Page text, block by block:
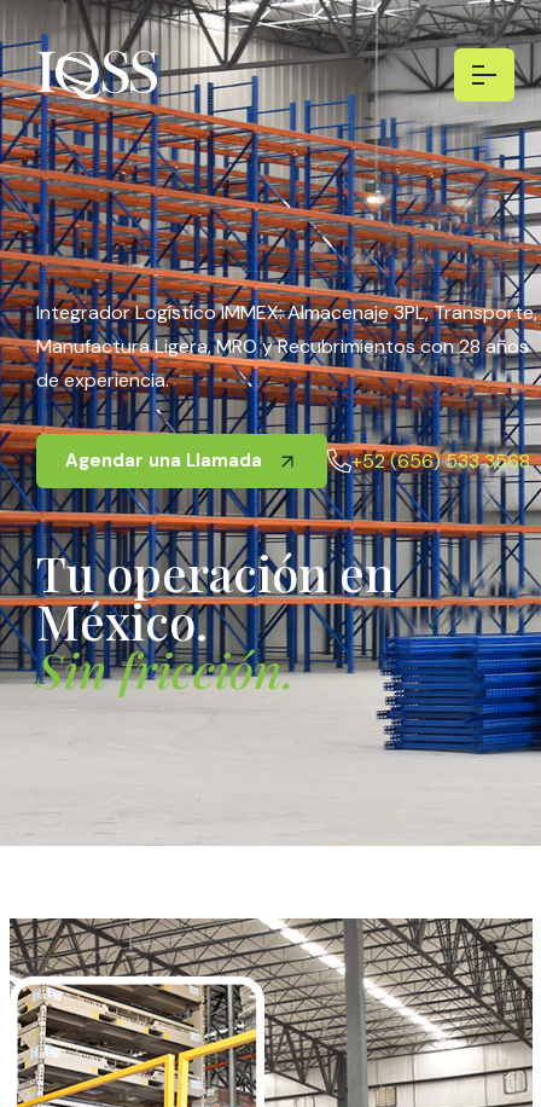
Integrador Logístico IMMEX: Almacenaje 3PL, Transporte,
Manufactura Ligera, MRO y Recubrimientos con 28 años
de experiencia.
Agendar una Llamada +52 (656) 533 3568
Tu operaciónen
México.
Sinfricción.